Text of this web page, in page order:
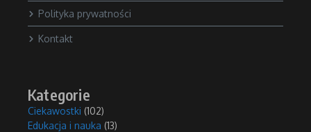
Polityka prywatności
Kontakt
Kategorie
Ciekawostki (102)
Edukacja i nauka (13)